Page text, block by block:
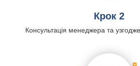
Крок 2
Консультація менеджера та